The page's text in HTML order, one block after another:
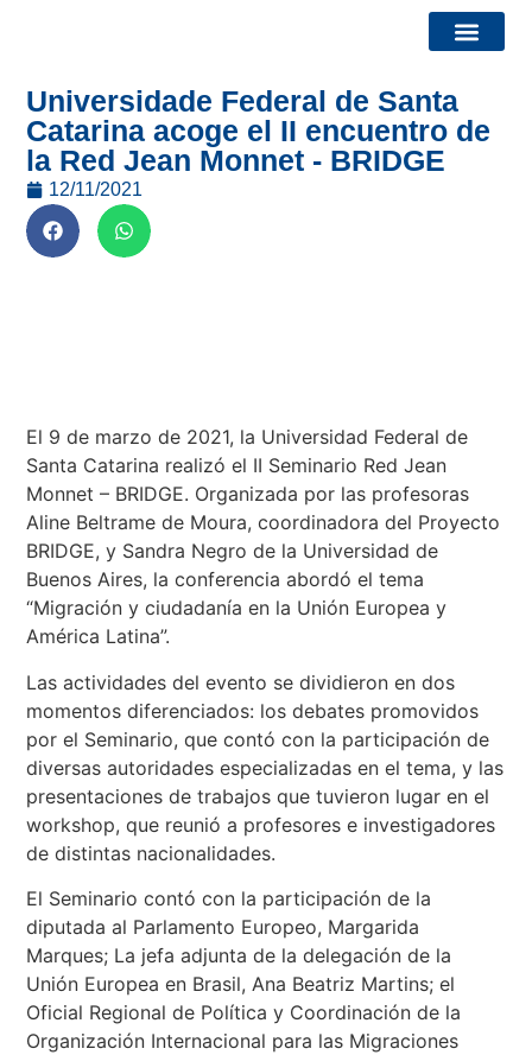
Universidade Federal de Santa
Catarina acoge el II encuentro de
la Red Jean Monnet - BRIDGE
12/11/2021
El 9 de marzo de 2021, la Universidad Federal de
Santa Catarina realizó el II Seminario Red Jean
Monnet – BRIDGE. Organizada por las profesoras
Aline Beltrame de Moura, coordinadora del Proyecto
BRIDGE, y Sandra Negro de la Universidad de
Buenos Aires, la conferencia abordó el tema
“Migración y ciudadanía en la Unión Europea y
América Latina”.
Las actividades del evento se dividieron en dos
momentos diferenciados: los debates promovidos
por el Seminario, que contó con la participación de
diversas autoridades especializadas en el tema, y ​​las
presentaciones de trabajos que tuvieron lugar en el
workshop, que reunió a profesores e investigadores
de distintas nacionalidades.
El Seminario contó con la participación de la
diputada al Parlamento Europeo, Margarida
Marques; La jefa adjunta de la delegación de la
Unión Europea en Brasil, Ana Beatriz Martins; el
Oficial Regional de Política y Coordinación de la
Organización Internacional para las Migraciones